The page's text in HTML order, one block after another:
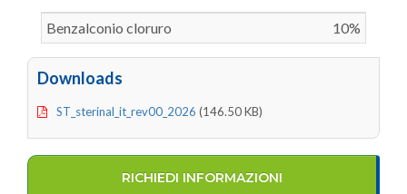
Benzalconio cloruro 10%
Downloads
ST_sterinal_it_rev00_2026 (146.50 KB)
RICHIEDI INFORMAZIONI